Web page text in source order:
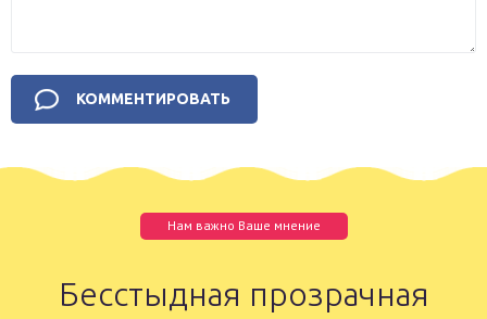
Нам важно Ваше мнение
Бесстыдная прозрачная